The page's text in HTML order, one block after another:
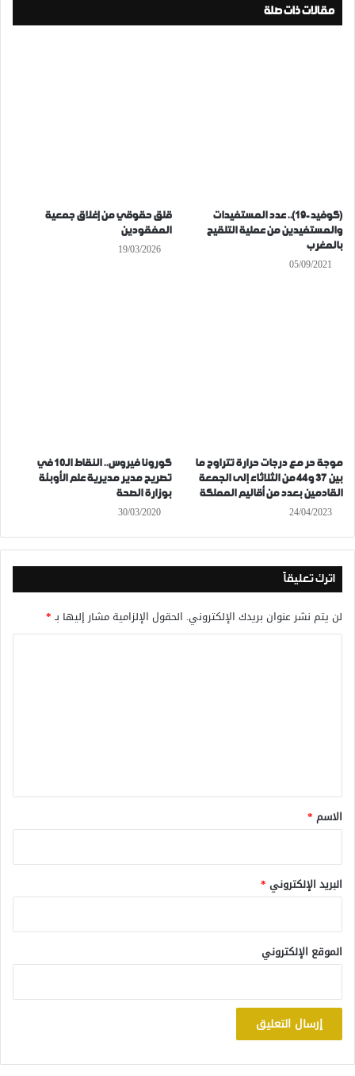
مقالات ذات صلة
(كوفيد-19).. عدد المستفيدات
والمستفيدين من عملية التلقيح
بالمغرب
05/09/2021
قلق حقوقي من إغلاق جمعية
المفقودين
19/03/2026
موجة حر مع درجات حرارة تتراوح ما
بين 37 و44 من الثلاثاء إلى الجمعة
القادمين بعدد من أقاليم المملكة
24/04/2023
كورونا فيروس.. النقاط الـ10 في
تصريح مدير مديرية علم الأوبئة
بوزارة الصحة
30/03/2020
اترك تعليقاً
لن يتم نشر عنوان بريدك الإلكتروني. الحقول الإلزامية مشار إليها بـ*
*
الاسم *
البريد الإلكتروني *
الموقع الإلكتروني